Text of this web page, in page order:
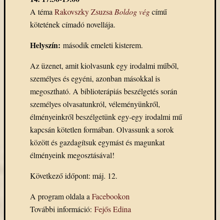
A téma Rakovszky Zsuzsa Boldog végcímű
kötetének címadó novellája.
Helyszín: második emeleti kisterem.
Az üzenet, amit kiolvasunk egy irodalmi műből,
személyes és egyéni, azonban másokkal is
megosztható. A biblioterápiás beszélgetés során
személyes olvasatunkról, véleményünkről,
élményeinkről beszélgetünk egy-egy irodalmi mű
kapcsán kötetlen formában. Olvassunk a sorok
között és gazdagítsuk egymást és magunkat
élményeink megosztásával!
Következő időpont: máj. 12.
A program oldala a Facebookon
További információ: Fejős Edina